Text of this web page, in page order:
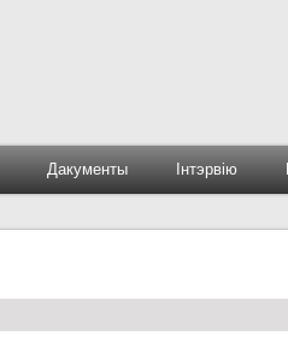
Дакументы Інтэрвію